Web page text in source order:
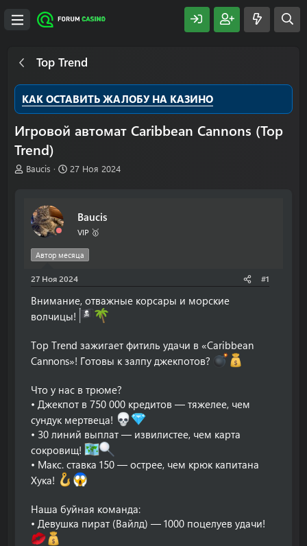
Top Trend
КАК ОСТАВИТЬ ЖАЛОБУ НА КАЗИНО
Игровой автомат Caribbean Cannons (Top
Trend)
А
Baucis
Д
а
а
27 Ноя 2024
Baucis
VIP 🥇
Автор месяца
27 Ноя 2024 #1
Внимание, отважные корсары и морские
волчицы!
Top Trend зажигает фитиль удачи в «Caribbean
Cannons»! Готовы к залпу джекпотов?
Что у нас в трюме?
• Джекпот в 750 000 кредитов — тяжелее, чем
сундук мертвеца!
• 30 линий выплат — извилистее, чем карта
сокровищ!
• Макс. ставка 150 — острее, чем крюк капитана
Хука!
Наша буйная команда:
• Девушка пират (Вайлд) — 1000 поцелуев удачи!